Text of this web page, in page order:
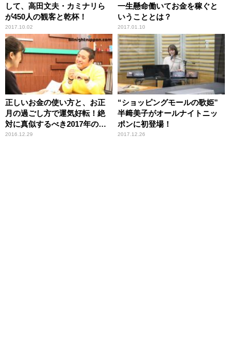
して、高田文夫・カミナリら
が450人の観客と乾杯！
2017.10.02
一生懸命働いてお金を稼ぐと
いうこととは？
2017.01.10
正しいお金の使い方と、お正
月の過ごし方で運気好転！絶
対に真似するべき2017年の過
ごし方は？
2016.12.29
“ショッピングモールの歌姫”
半﨑美子がオールナイトニッ
ポンに初登場！
2017.12.26